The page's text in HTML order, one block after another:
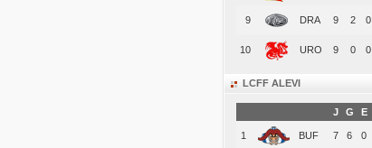
9 DRA 9 2 0
10 URO 9 0 0
LCFF ALEVI
J G E
1 BUF 7 6 0